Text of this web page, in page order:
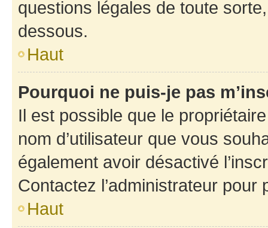
questions légales de toute
dessous.
Haut
Pourquoi ne puis-je pas
Il est possible que le
nom d’utilisateur que vous
également avoir désactivé
Contactez l’administrateur
Haut